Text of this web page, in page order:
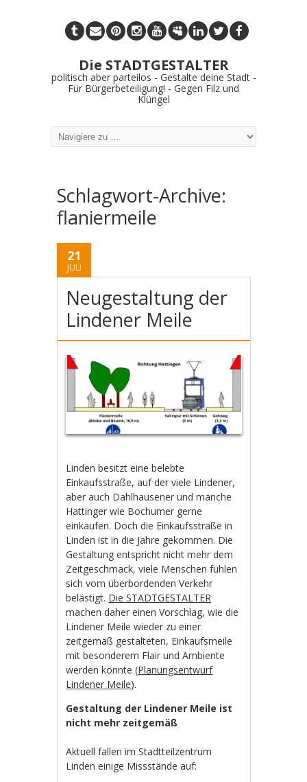
Die STADTGESTALTER
politisch aber parteilos - Gestalte deine Stadt -
Für Bürgerbeteiligung! - Gegen Filz und
Klüngel
Schlagwort-Archive:
flaniermeile
21
JULI
Neugestaltung der
Lindener Meile
Linden besitzt eine belebte
Einkaufsstraße, auf der viele Lindener,
aber auch Dahlhausener und manche
Hattinger wie Bochumer gerne
einkaufen. Doch die Einkaufsstraße in
Linden ist in die Jahre gekommen. Die
Gestaltung entspricht nicht mehr dem
Zeitgeschmack, viele Menschen fühlen
sich vom überbordenden Verkehr
belästigt. Die STADTGESTALTER
machen daher einen Vorschlag, wie die
Lindener Meile wieder zu einer
zeitgemäß gestalteten, Einkaufsmeile
mit besonderem Flair und Ambiente
werden könnte (Planungsentwurf
Lindener Meile).
Gestaltung der Lindener Meile ist
nicht mehr zeitgemäß
Aktuell fallen im Stadtteilzentrum
Linden einige Missstände auf: